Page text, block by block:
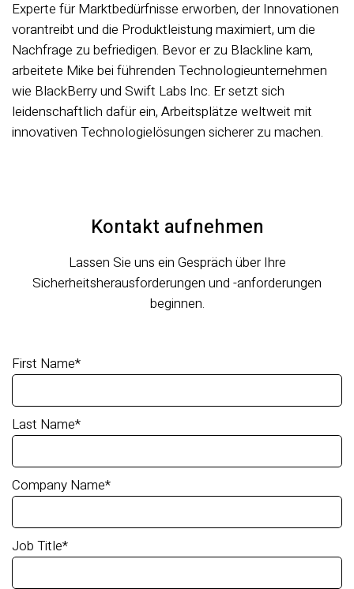
Experte für Marktbedürfnisse erworben, der Innovationen
vorantreibt und die Produktleistung maximiert, um die
Nachfrage zu befriedigen. Bevor er zu Blackline kam,
arbeitete Mike bei führenden Technologieunternehmen
wie BlackBerry und Swift Labs Inc. Er setzt sich
leidenschaftlich dafür ein, Arbeitsplätze weltweit mit
innovativen Technologielösungen sicherer zu machen.
Kontakt aufnehmen
Lassen Sie uns ein Gespräch über Ihre
Sicherheitsherausforderungen und -anforderungen
beginnen.
First Name*
Last Name*
Company Name*
Job Title*